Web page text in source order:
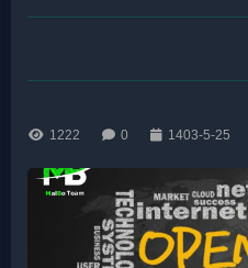
1222 0 1403-5-25